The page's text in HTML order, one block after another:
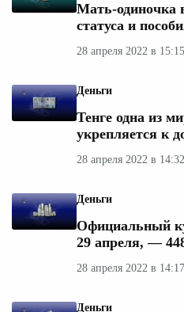
Мать-одиночка
статуса и
28 апреля 2022 в 15:15
Деньги
Тенге одна из
укрепляется к
28 апреля 2022 в 14:32
Деньги
Официальный
29 апреля, —
28 апреля 2022 в 14:17
Деньги